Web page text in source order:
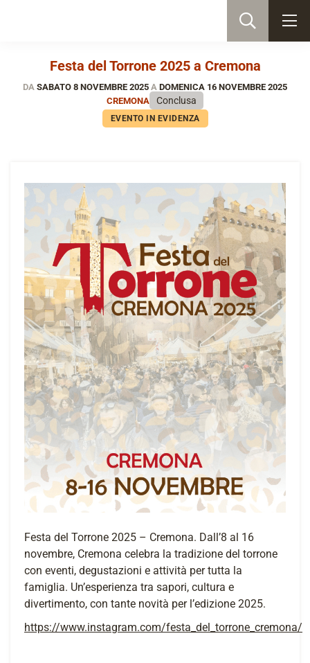
Festa del Torrone 2025 a Cremona
DA SABATO 8 NOVEMBRE 2025 A DOMENICA 16 NOVEMBRE 2025
CREMONA
Conclusa
EVENTO IN EVIDENZA
Festa del Torrone 2025 – Cremona. Dall’8 al 16
novembre, Cremona celebra la tradizione del torrone
con eventi, degustazioni e attività per tutta la
famiglia. Un’esperienza tra sapori, cultura e
divertimento, con tante novità per l’edizione 2025.
https://www.instagram.com/festa_del_torrone_cremona/